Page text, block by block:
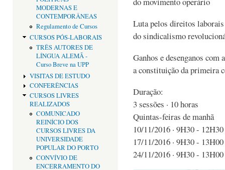
MODERNAS E
CONTEMPORÂNEAS
Regulamento de Cursos
CURSOS PÓS-LABORAIS
TRÊS AUTORES DE
LÍNGUA ALEMÃ -
Curso Breve na UPP
VISITAS DE ESTUDO
CONFERÊNCIAS
CURSOS LIVRES
REALIZADOS
COMUNICADO
REINÍCIO DOS
CURSOS LIVRES DA
UNIVERSIDADE
POPULAR DO PORTO
CONVÍVIO DE
ENCERRAMENTO DO
Luta pelos direitos laborais
do sindicalismo
Ganhos e desenganos com
a constituição da primeira
Duração:
3 sessões · 10 horas
Quintas-feiras de manhã
10/11/2016 · 9H30 - 12H30
17/11/2016 · 9H30 - 13H00
24/11/2016 · 9H30 - 13H00